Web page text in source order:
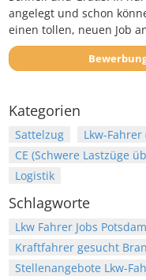
angelegt und schon
einen tollen, neuen Job
Kategorien
Sattelzug
Lkw-
CE (Schwere Lastzüge
Logistik
Schlagworte
Lkw Fahrer Jobs Potsdam
Kraftfahrer gesucht
Stellenangebote Lkw-